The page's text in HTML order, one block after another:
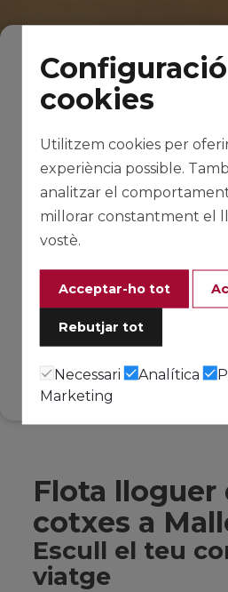
Flota lloguer
cotxes a
Escull el teu
viatge
cookies
Utilitzem cookies per
experiència possible.
analitzar el
millorar constantment el
vostè.
Acceptar-ho tot
Rebutjar tot
Necessari Analítica
Marketing